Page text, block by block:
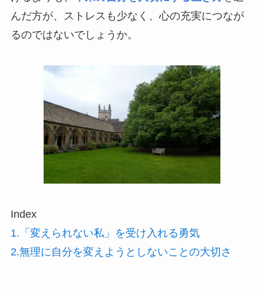
んだ方が、ストレスも少なく、心の充実につなが
るのではないでしょうか。
Index
1.「変えられない私」を受け入れる勇気
2.無理に自分を変えようとしないことの大切さ